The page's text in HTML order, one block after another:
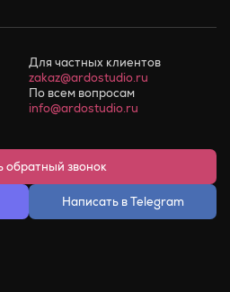
Для частных клиентов
zakaz@ardostudio.ru
По всем вопросам
info@ardostudio.ru
обратный звонок
Написать в Telegram